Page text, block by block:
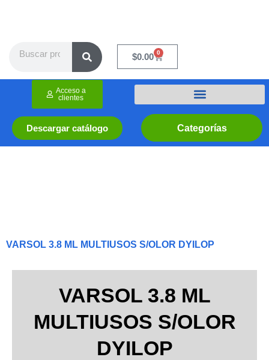
$0.00 0
Cart
Categorías
Descargar catálogo
Acceso a
clientes
VARSOL 3.8 ML MULTIUSOS S/OLOR DYILOP
VARSOL 3.8 ML
MULTIUSOS S/OLOR
DYILOP